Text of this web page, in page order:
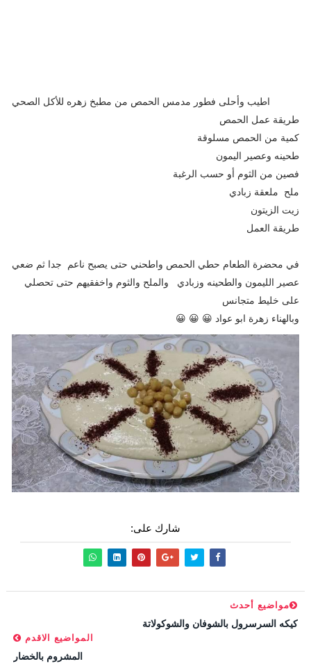
اطيب وأحلى فطور مدمس الحمص من مطبخ زهره للأكل الصحي
طريقة عمل الحمص
كمية من الحمص مسلوقة
طحينه وعصير اليمون
فصين من الثوم أو حسب الرغبة
ملح ملعقة زبادي
زيت الزيتون
طريقة العمل
في محضرة الطعام حطي الحمص واطحني حتى يصبح ناعم جدا ثم ضعي
عصير الليمون والطحينه وزبادي والملح والثوم واخفقيهم حتى تحصلي
على خليط متجانس
وبالهناء زهرة ابو عواد 😀 😀 😀
شارك على:
مواضيع أحدث
كيكه السرسرول بالشوفان والشوكولاتة
المواضيع الاقدم
المشروم بالخضار